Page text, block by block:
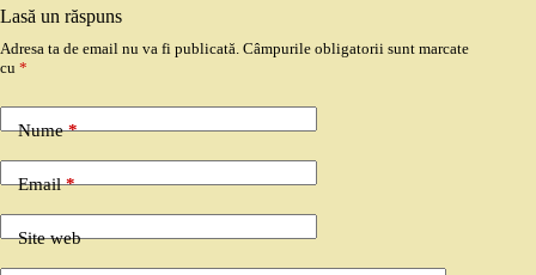
Lasă un răspuns
Adresa ta de email nu va fi publicată. Câmpurile obligatorii sunt marcate
cu *
Nume*
Email*
Site web